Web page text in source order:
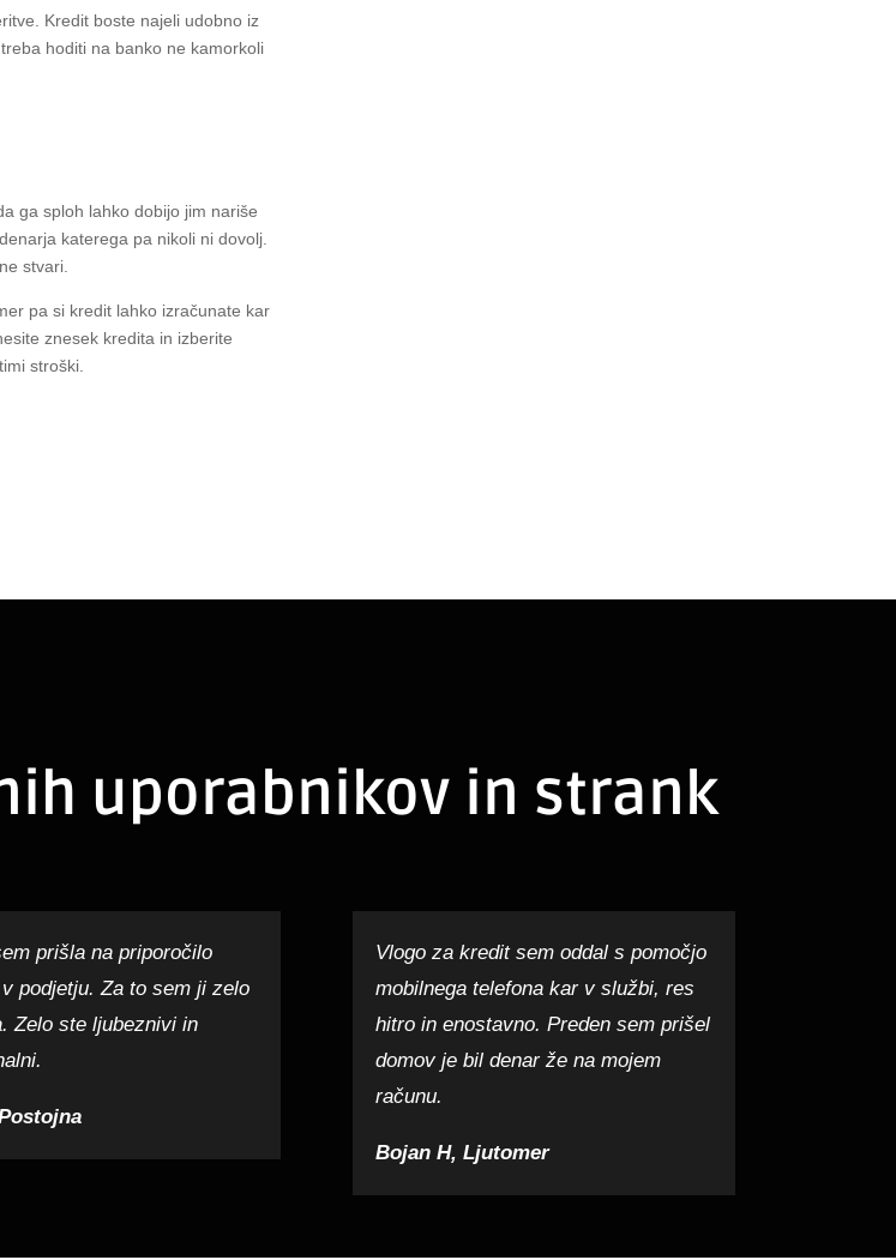
Kredit boste najeli udobno iz
hoditi na banko ne kamorkoli
ga sploh lahko dobijo jim nariše
katerega pa nikoli ni dovolj.
stvari.
pa si kredit lahko izračunate kar
znesek kredita in izberite
stroški.
uporabnikov in strank
prišla na priporočilo
podjetju. Za to sem ji zelo
Zelo ste ljubeznivi in
Vlogo za kredit sem oddal s pomočjo
mobilnega telefona kar v službi, res
hitro in enostavno. Preden sem prišel
domov je bil denar že na mojem
računu.
Bojan H, Ljutomer